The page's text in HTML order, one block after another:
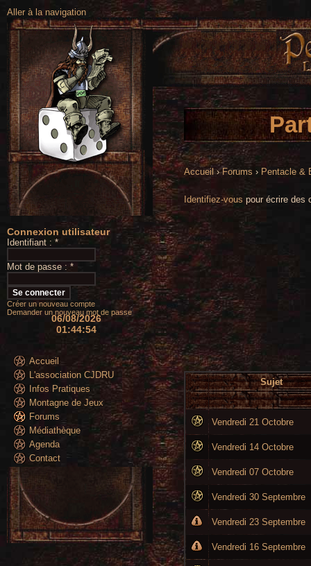
Aller à la navigation
Connexion utilisateur
Identifiant : *
Mot de passe : *
Créer un nouveau compte
Demander un nouveau mot de passe
06/08/2026
01:44:55
Accueil
L'association CJDRU
Infos Pratiques
Montagne de Jeux
Forums
Médiathèque
Agenda
Contact
Accueil›Forums › Pentacle &
Identifiez-vous pour écrire des
Sujet
Vendredi 21 Octobre
Vendredi 14 Octobre
Vendredi 07 Octobre
Vendredi 30 Septembre
Vendredi 23 Septembre
Vendredi 16 Septembre